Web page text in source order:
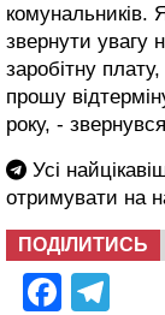
комунальників.
звернути увагу
заробітну
прошу
року, -
Усі
отримувати на
ПОДІЛИТИСЬ